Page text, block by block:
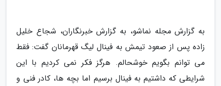
به گزارش مجله نماشو، به گزارش خبرنگاران، شجاع خلیل
زاده پس از صعود تیمش به فینال لیگ قهرمانان گفت: فقط
می توانم بگویم خوشحالم. هرگز فکر نمی کردیم با این
شرایطی که داشتیم به فینال برسیم اما بچه ها، کادر فنی و